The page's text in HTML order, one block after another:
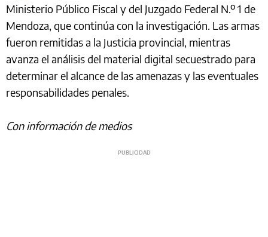
Ministerio Público Fiscal y del Juzgado Federal N.º 1 de
Mendoza, que continúa con la investigación. Las armas
fueron remitidas a la Justicia provincial, mientras
avanza el análisis del material digital secuestrado para
determinar el alcance de las amenazas y las eventuales
responsabilidades penales.
Con información de medios